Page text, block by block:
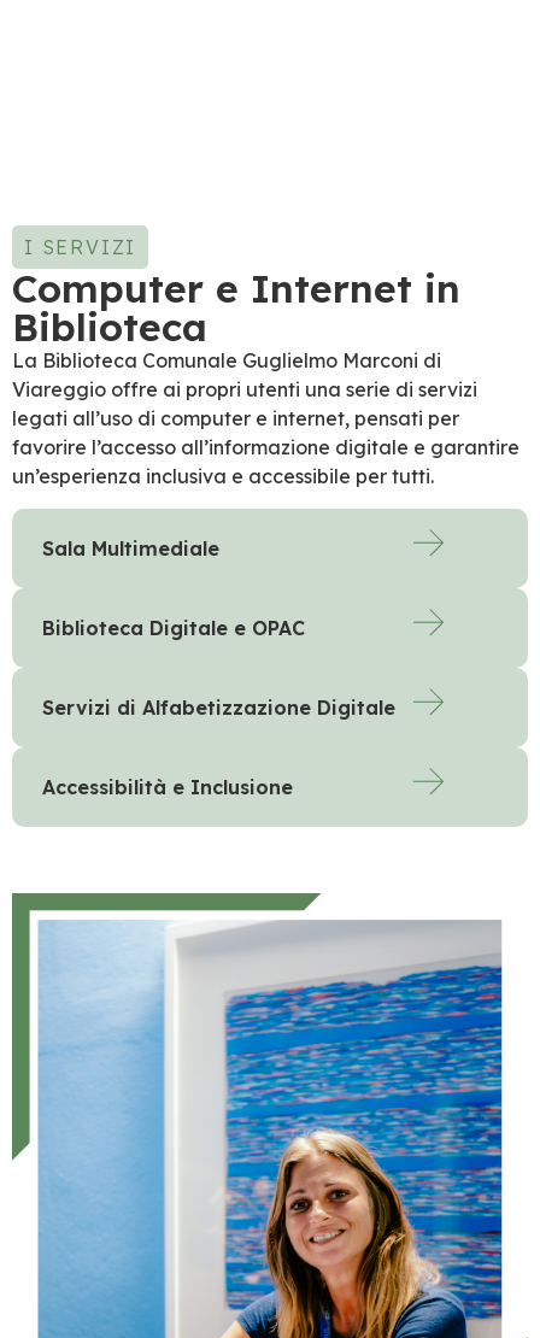
I SERVIZI
Computer e Internet in
Biblioteca
La Biblioteca Comunale Guglielmo Marconi di
Viareggio offre ai propri utenti una serie di servizi
legati all’uso di computer e internet, pensati per
favorire l’accesso all’informazione digitale e garantire
un’esperienza inclusiva e accessibile per tutti.
Sala Multimediale
Biblioteca Digitale e OPAC
Servizi di Alfabetizzazione Digitale
Accessibilità e Inclusione